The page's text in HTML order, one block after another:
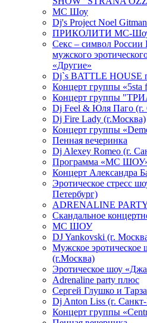
MC Шоу
Dj's Project Noel
ПРИКОЛИТИ МС-
Секс – символ
мужского
«Другие»
Dj`s BATTLE HOUSE
Концерт группы «5sta
Концерт группы
Dj Feel & Юля Паго (г.
Dj Fire Lady (г.Москва)
Концерт группы
Пенная вечеринка
Dj Alexey Romeo (г.
Программа «МС
Концерт Александра
Эротическое стресс
Петербург)
ADRENALINE
Скандальное
МС ШОУ
DJ Yankovski (г.
Мужское эротическое
(г.Москва)
Эротическое шоу
Adrenaline party плюс
Сергей Глушко и
Dj Anton Liss (г.
Концерт группы